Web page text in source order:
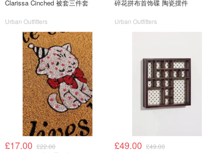
Clarissa Cinched 被套三件套
Urban Outfitters
碎花拼布首饰碟 陶瓷摆件
Urban Outfitters
£17.00 £22.00 £49.00 £49.00